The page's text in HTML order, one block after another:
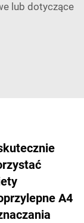
lub dotyczące
A4